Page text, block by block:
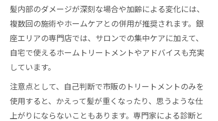
髪内部のダメージが深刻な場合や加齢による変化には、
複数回の施術やホームケアとの併用が推奨されます。銀
座エリアの専門店では、サロンでの集中ケアに加えて、
自宅で使えるホームトリートメントやアドバイスも充実
しています。
注意点として、自己判断で市販のトリートメントのみを
使用すると、かえって髪が重くなったり、思うような仕
上がりにならないこともあります。専門家による診断と